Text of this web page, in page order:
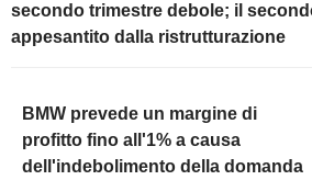
secondo trimestre debole; il
appesantito dalla ristrutturazione
BMW prevede un margine di
profitto fino all'1% a causa
dell'indebolimento della domanda